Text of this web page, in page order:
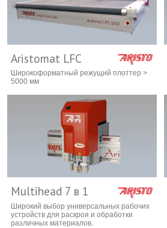
Aristomat LFC
Широкоформатный режущий плоттер >
5000 мм
Multihead 7 в 1
Широкий выбор универсальных рабочих
устройств для раскроя и обработки
различных материалов.